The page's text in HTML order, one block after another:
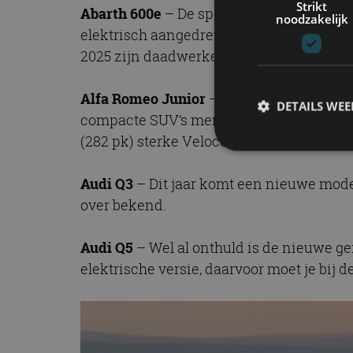
Abarth 600e – De sportuitvoering van de
elektrisch aangedreven, met 175 kW
2025 zijn daadwerkelijke marktdebuut.
Alfa Romeo Junior – Hetzelfde geldt
compacte SUV’s mengt. Met keuze uit
(282 pk) sterke Veloce-uitvoering wordt
Audi Q3 – Dit jaar komt een nieuwe
over bekend.
Audi Q5 – Wel al onthuld is de nieuwe
elektrische versie, daarvoor moet je bij
Strikt
noodzakelijk
DETAILS
Naam